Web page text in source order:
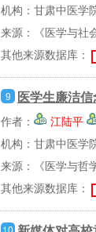
机构：甘肃中医学
来源：《医学与社
其他来源数据库：
9 医学生廉洁
作者：
江陆平
机构：甘肃中医学
来源：《医学与哲
其他来源数据库：
10